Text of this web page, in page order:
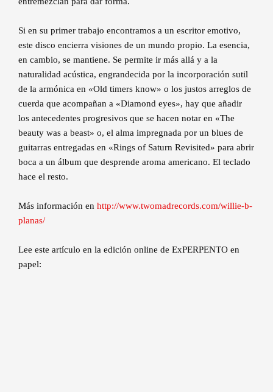
Si en su primer trabajo encontramos a un escritor emotivo,
este disco encierra visiones de un mundo propio. La esencia,
en cambio, se mantiene. Se permite ir más allá y a la
naturalidad acústica, engrandecida por la incorporación sutil
de la armónica en «Old timers know» o los justos arreglos de
cuerda que acompañan a «Diamond eyes», hay que añadir
los antecedentes progresivos que se hacen notar en «The
beauty was a beast» o, el alma impregnada por un blues de
guitarras entregadas en «Rings of Saturn Revisited» para abrir
boca a un álbum que desprende aroma americano. El teclado
hace el resto.
Más información en http://www.twomadrecords.com/willie-b-
planas/
Lee este artículo en la edición online de ExPERPENTO en
papel: